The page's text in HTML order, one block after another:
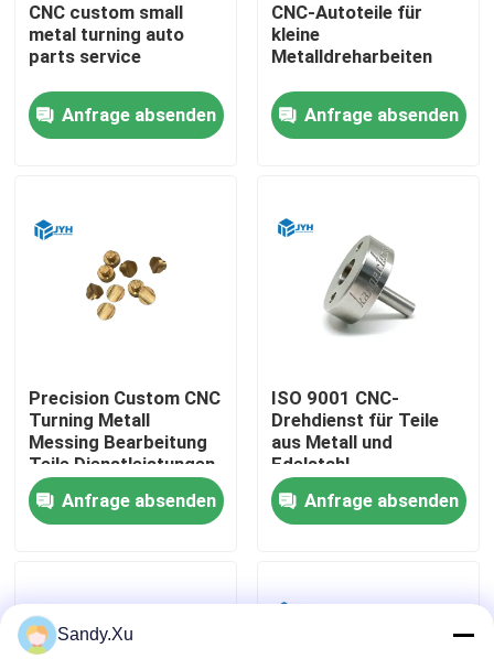
Haus
Dienstleistungen
Über uns
Fabrik-Ausflug
Treten Sie mit uns in Verbindung
Nachrichten
Fordern Sie ein Zitat
CNC custom small
metal turning auto
parts service
Anfrage absenden
CNC-Autoteile für
kleine
Metalldreharbeiten
Anfrage absenden
Precision Custom CNC
Turning Metall
Messing Bearbeitung
Teile Dienstleistungen
mit Anodisierung
PolierenAnfrage absenden
ISO 9001 CNC-
Drehdienst für Teile
aus Metall und
Edelstahl
Anfrage absenden
Sandy.Xu